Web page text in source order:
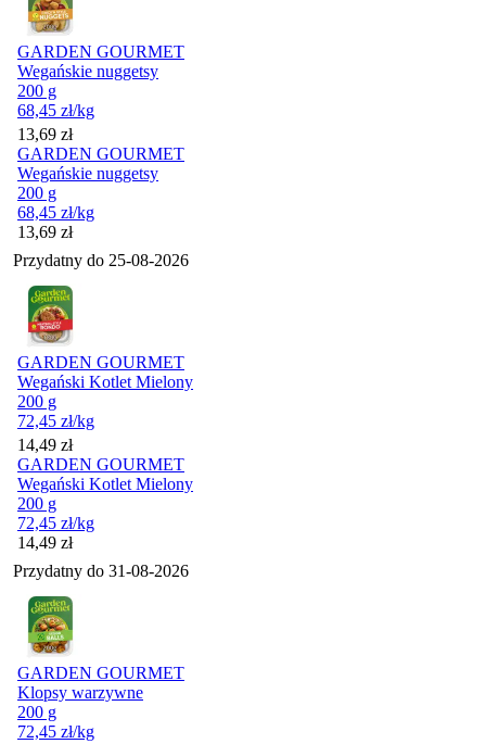
GARDEN GOURMET
Wegańskie nuggetsy
200 g
68,45 zł/kg
Cena
13,69 zł
GARDEN GOURMET
Wegańskie nuggetsy
200 g
68,45 zł/kg
Cena
13,69 zł
Przydatny do 25-08-2026
GARDEN GOURMET
Wegański Kotlet Mielony
200 g
72,45 zł/kg
Cena
14,49 zł
GARDEN GOURMET
Wegański Kotlet Mielony
200 g
72,45 zł/kg
Cena
14,49 zł
Przydatny do 31-08-2026
GARDEN GOURMET
Klopsy warzywne
200 g
72,45 zł/kg